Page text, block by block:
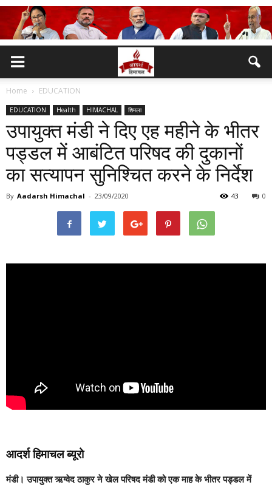
Home EDUCATION
EDUCATION Health HIMACHAL शिमला
उपायुक्त मंडी ने दिए एह महीने के भीतर
पड्डल में आबंटित परिषद की दुकानों
का सत्यापन सुनिश्चित करने के निर्देश
By Aadarsh Himachal - 23/09/2020 0
43
आदर्श हिमाचल ब्यूरो
मंडी।उपायुक्त ऋग्वेद ठाकुर ने खेल परिषद मंडी को एक माह के भीतर पड्डल में